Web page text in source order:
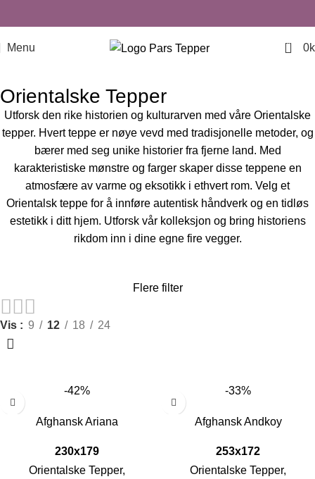
Menu 0 0
Orientalske Tepper
Utforsk den rike historien og kulturarven med våre Orientalske
tepper. Hvert teppe er nøye vevd med tradisjonelle metoder, og
bærer med seg unike historier fra fjerne land. Med
karakteristiske mønstre og farger skaper disse teppene en
atmosfære av varme og eksotikk i ethvert rom. Velg et
Orientalsk teppe for å innføre autentisk håndverk og en tidløs
estetikk i ditt hjem. Utforsk vår kolleksjon og bring historiens
rikdom inn i dine egne fire vegger.
Flere filter
Vis 9 12 18 24
-42%
Afghansk Ariana
230x179
Orientalske Tepper,
-33%
Afghansk Andkoy
253x172
Orientalske Tepper,